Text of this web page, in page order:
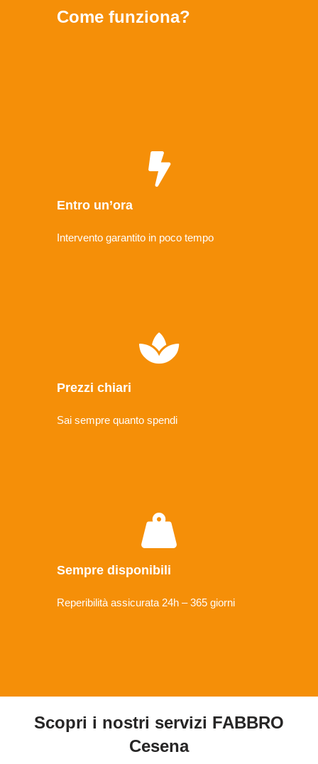
Come funziona?
Entro un’ora
Intervento garantito in poco tempo
Prezzi chiari
Sai sempre quanto spendi
Sempre disponibili
Reperibilità assicurata 24h – 365 giorni
Scopri i nostri servizi FABBRO
Cesena